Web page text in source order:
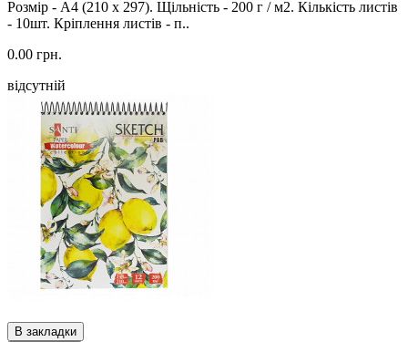
Розмір - А4 (210 x 297). Щільність - 200 г / м2. Кількість листів
- 10шт. Кріплення листів - п..
0.00 грн.
відсутній
В закладки